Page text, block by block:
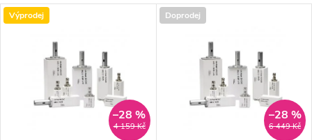
Nejdražší
Nejprodávanější
Abecedně
V
Výprodej
4 159 Kč
–28 %
Doprodej
6 449 Kč
–28 %